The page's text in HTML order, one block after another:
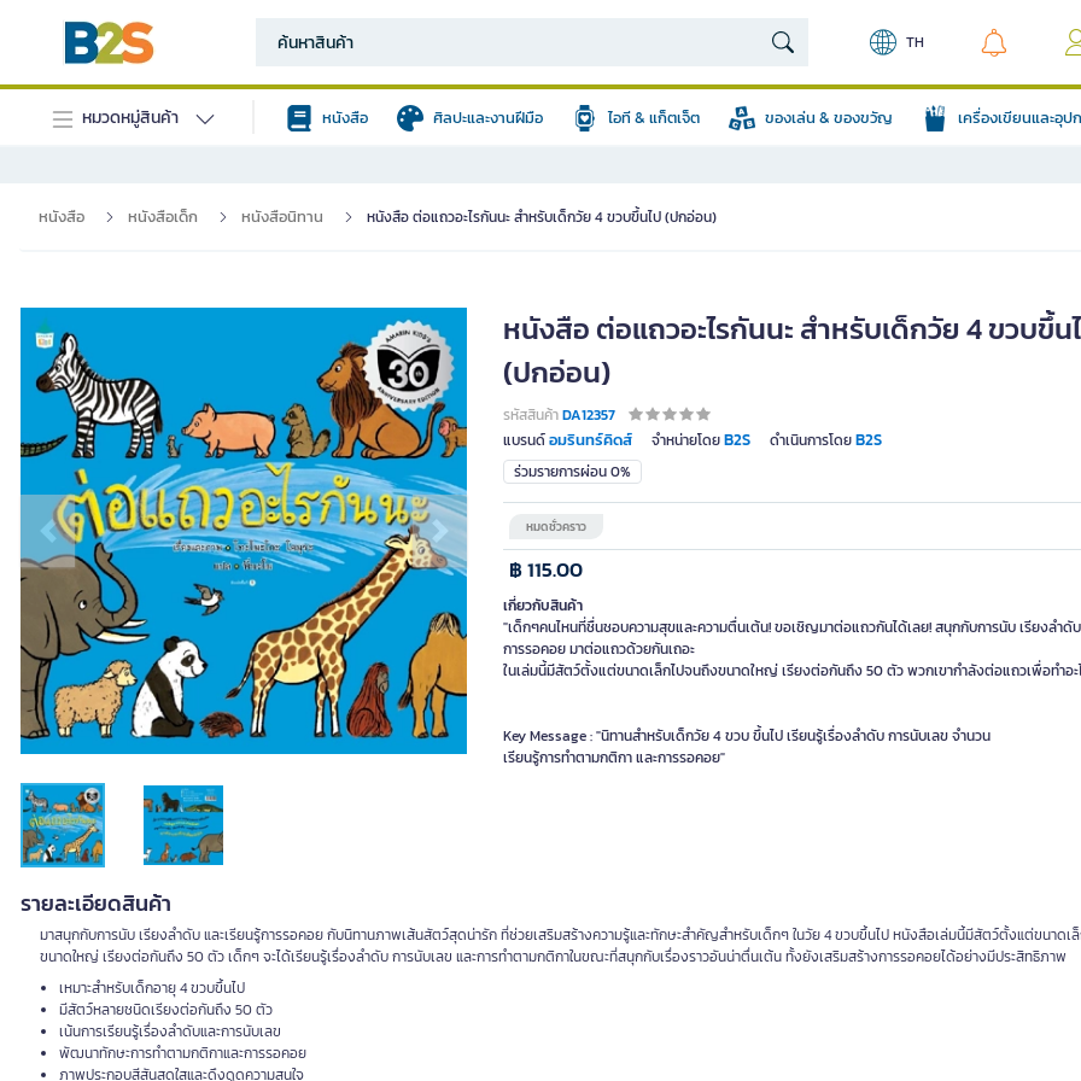
TH
หมวดหมู่สินค้า หนังสือ ศิลปะและงานฝีมือ ไอที & แก็ตเจ็ต ของเล่น & ของขวัญ เครื่องเขียนและอุ
หนังสือ หนังสือเด็ก หนังสือนิทาน หนังสือ ต่อแถวอะไรกันนะ สำหรับเด็กวัย 4 ขวบขึ้นไป (ปกอ่อน)
Previous slide Next slide
หนังสือ ต่อแถวอะไรกันนะ สำหรับเด็กวัย 4 ขวบขึ้น
(ปกอ่อน)
รหัสสินค้าDA12357
แบรนด์อมรินทร์คิดส์ จำหน่ายโดยB2S ดำเนินการโดยB2S
ร่วมรายการผ่อน 0%
หมดชั่วคราว
฿ 115.00
เกี่ยวกับสินค้า
"เด็กๆคนไหนที่ชื่นชอบความสุขและความตื่นเต้น! ขอเชิญมาต่อแถวกันได้เลย! สนุกกับการนับ เรียงลำดั
การรอคอย มาต่อแถวด้วยกันเถอะ
ในเล่มนี้มีสัตว์ตั้งแต่ขนาดเล็กไปจนถึงขนาดใหญ่ เรียงต่อกันถึง 50 ตัว พวกเขากำลังต่อแถวเพื่อทำอะ
Key Message : "นิทานสำหรับเด็กวัย 4 ขวบ ขึ้นไป เรียนรู้เรื่องลำดับ การนับเลข จำนวน
เรียนรู้การทำตามกติกา และการรอคอย"
รายละเอียดสินค้า
มาสนุกกับการนับ เรียงลำดับ และเรียนรู้การรอคอย กับนิทานภาพเส้นสัตว์สุดน่ารัก ที่ช่วยเสริมสร้างความรู้และทักษะสำคัญสำหรับเด็กๆ ในวัย 4 ขวบขึ้นไป หนังสือเล่มนี้มีสัตว์ตั้งแต่ขนาดเ
ขนาดใหญ่ เรียงต่อกันถึง 50 ตัว เด็กๆ จะได้เรียนรู้เรื่องลำดับ การนับเลข และการทำตามกติกาในขณะที่สนุกกับเรื่องราวอันน่าตื่นเต้น ทั้งยังเสริมสร้างการรอคอยได้อย่างมีประสิทธิภาพ
เหมาะสำหรับเด็กอายุ 4 ขวบขึ้นไป
มีสัตว์หลายชนิดเรียงต่อกันถึง 50 ตัว
เน้นการเรียนรู้เรื่องลำดับและการนับเลข
พัฒนาทักษะการทำตามกติกาและการรอคอย
ภาพประกอบสีสันสดใสและดึงดูดความสนใจ